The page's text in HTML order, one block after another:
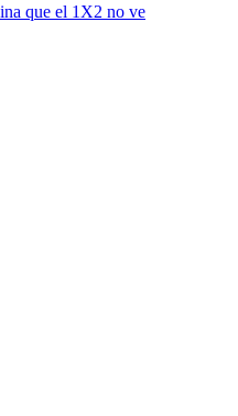
que el 1X2 no ve